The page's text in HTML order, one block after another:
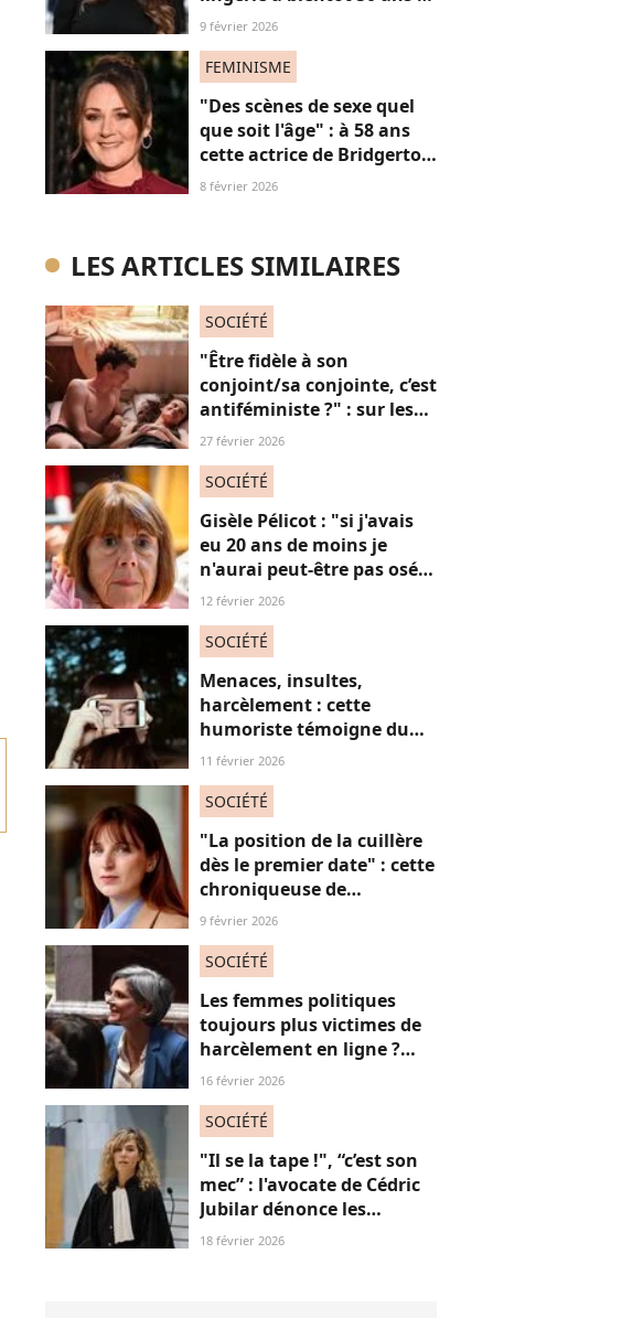
défend ses courbes "body
9 février 2026
FEMINISME
"Des scènes de sexe quel
que soit l'âge" : à 58 ans
cette actrice de Bridgerton
veut briser les tabous à
8 février 2026
LES ARTICLES SIMILAIRES
SOCIÉTÉ
"Être fidèle à son
conjoint/sa conjointe, c’est
antiféministe ?" : sur les
réseaux sociaux, cette
27 février 2026
SOCIÉTÉ
Gisèle Pélicot : "si j'avais
eu 20 ans de moins je
n'aurai peut-être pas osé
refuser le huis-clos"
12 février 2026
SOCIÉTÉ
Menaces, insultes,
harcèlement : cette
humoriste témoigne du
sort des femmes sur les
11 février 2026
SOCIÉTÉ
"La position de la cuillère
dès le premier date" : cette
chroniqueuse de
Quotidien s'amuse de
absolument jubilatoire
9 février 2026
SOCIÉTÉ
Les femmes politiques
toujours plus victimes de
harcèlement en ligne ?
Une étude interroge ce
16 février 2026
SOCIÉTÉ
"Il se la tape !", “c’est son
mec” : l'avocate de Cédric
Jubilar dénonce les
réflexions misogynes
18 février 2026